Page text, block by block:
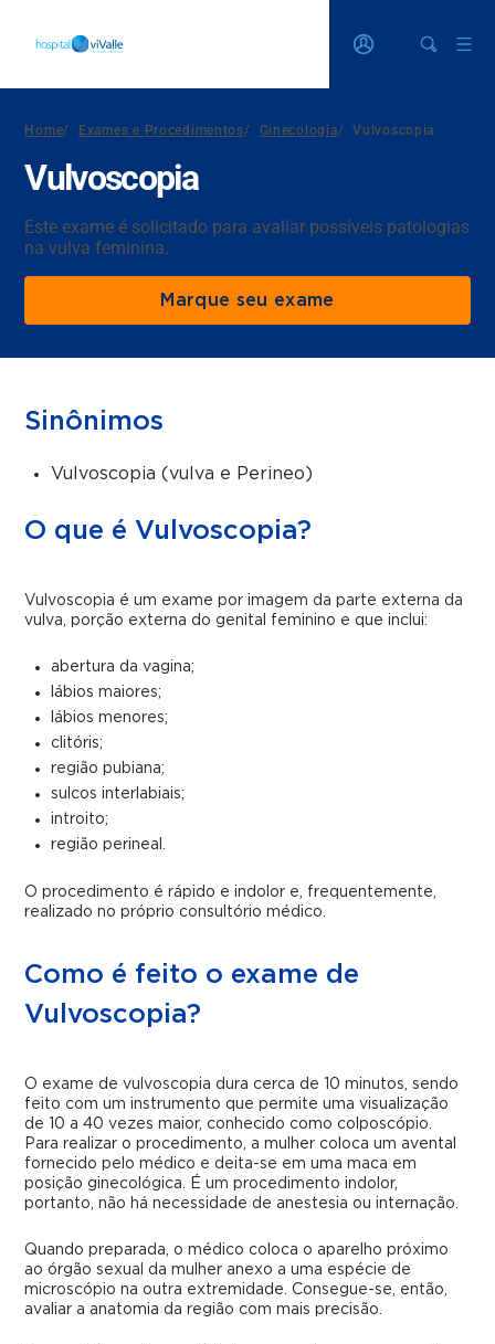
Home/ Exames e Procedimentos/ Ginecologia/ Vulvoscopia
Vulvoscopia
Este exame é solicitado para avaliar possíveis patologias
na vulva feminina.
Marque seu exame
Sinônimos
Vulvoscopia (vulva e Perineo)
O que é Vulvoscopia?
Vulvoscopia é um exame por imagem da parte externa da
vulva, porção externa do genital feminino e que inclui:
abertura da vagina;
lábios maiores;
lábios menores;
clitóris;
região pubiana;
sulcos interlabiais;
introito;
região perineal.
O procedimento é rápido e indolor e, frequentemente,
realizado no próprio consultório médico.
Como é feito o exame de
Vulvoscopia?
O exame de vulvoscopia dura cerca de 10 minutos, sendo
feito com um instrumento que permite uma visualização
de 10 a 40 vezes maior, conhecido como colposcópio.
Para realizar o procedimento, a mulher coloca um avental
fornecido pelo médico e deita-se em uma maca em
posição ginecológica. É um procedimento indolor,
portanto, não há necessidade de anestesia ou internação.
Quando preparada, o médico coloca o aparelho próximo
ao órgão sexual da mulher anexo a uma espécie de
microscópio na outra extremidade. Consegue-se, então,
avaliar a anatomia da região com mais precisão.